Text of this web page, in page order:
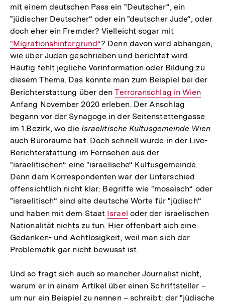
mit einem deutschen Pass ein "Deutscher“, ein
"jüdischer Deutscher“ oder ein "deutscher Jude“, oder
doch eher ein Fremder? Vielleicht sogar mit
Interner
Link:
"Migrationshintergrund“? Denn davon wird abhängen,
wie über Juden geschrieben und berichtet wird.
Häufig fehlt jegliche Vorinformation oder Bildung zu
diesem Thema. Das konnte man zum Beispiel bei der
Berichterstattung über denInterner
Link:
Terroranschlag in Wien
Anfang November 2020 erleben. Der Anschlag
begann vor der Synagoge in der Seitenstettengasse
im 1.Bezirk, wo die Israelitische Kultusgemeinde Wien
auch Büroräume hat. Doch schnell wurde in der Live-
Berichterstattung im Fernsehen aus der
"israelitischen“ eine "israelische“ Kultusgemeinde.
Denn dem Korrespondenten war der Unterschied
offensichtlich nicht klar: Begriffe wie "mosaisch“ oder
"israelitisch“ sind alte deutsche Worte für "jüdisch“
und haben mit dem Staat Interner
Link:
Israel oder der israelischen
Nationalität nichts zu tun. Hier offenbart sich eine
Gedanken- und Achtlosigkeit, weil man sich der
Problematik gar nicht bewusst ist.
Und so fragt sich auch so mancher Journalist nicht,
warum er in einem Artikel über einen Schriftsteller –
um nur ein Beispiel zu nennen – schreibt: der "jüdische